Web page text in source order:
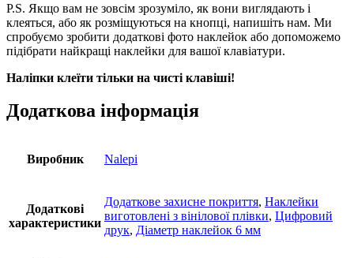
P.S. Якщо вам не зовсім зрозуміло, як вони виглядають і
клеяться, або як розміщуються на кнопці, напишіть нам. Ми
спробуємо зробити додаткові фото наклейок або допоможемо
підібрати найкращі наклейки для вашої клавіатури.
Наліпки клеїти тільки на чисті клавіші!
Додаткова інформація
Виробник Nalepi
Додаткові
характеристики
Додаткове захисне покриття, Наклейки
виготовлені з вінілової плівки, Цифровий
друк, Діаметр наклейок 6 мм